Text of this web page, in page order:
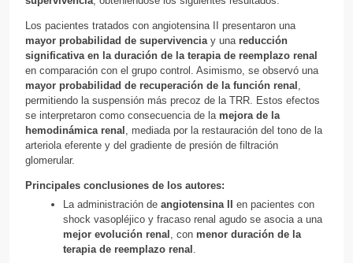
Los pacientes tratados con angiotensina II presentaron una
mayor probabilidad de supervivenciay una reducción
significativa en la duración de la terapia de reemplazo renal
en comparación con el grupo control. Asimismo, se observó una
mayor probabilidad de recuperación de la función renal ,
permitiendo la suspensión más precoz de la TRR. Estos efectos
se interpretaron como consecuencia de la mejora de la
hemodinámica renal , mediada por la restauración del tono de la
arteriola eferente y del gradiente de presión de filtración
glomerular.
Principales conclusiones de los autores:
La administración de angiotensina II
en pacientes con
shock vasopléjico y fracaso renal agudo se asocia a una
mejor evolución renal , con menor duración de la
terapia de reemplazo renal .